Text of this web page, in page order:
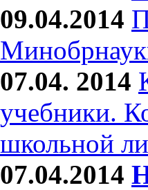
09.04.2014
07.04. 2014
учебники.
школьной
07.04.2014